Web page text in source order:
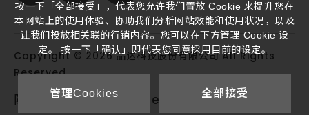
Copyright © 2026 品达科技股份有限公司 All Rights
Reserved.
隐私权政策网页设计 iBest
按一下「全部接受」，代表您允许我们置放 Cookie 来提升您在
本网站上的使用体验、协助我们分析网站效能和使用状况，以及
让我们投放相关联的行销内容。您可以在下方管理 Cookie 设
定。 按一下「确认」即代表您同意採用目前的设定。
管理Cookies 全部接受